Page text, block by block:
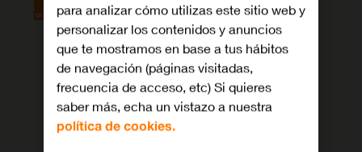
para analizar cómo utilizas este sitio web y
personalizar los contenidos y anuncios
que te mostramos en base a tus hábitos
de navegación (páginas visitadas,
frecuencia de acceso, etc) Si quieres
saber más, echa un vistazo a nuestra
política de cookies.